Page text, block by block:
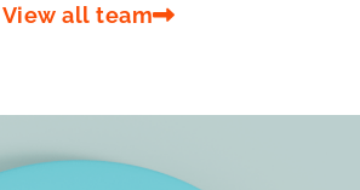
View all team